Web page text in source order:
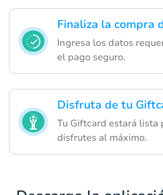
Finaliza la compra
Ingresa los datos
el pago seguro.
Disfruta de tu
Tu Giftcard estará lista
disfrutes al máximo.